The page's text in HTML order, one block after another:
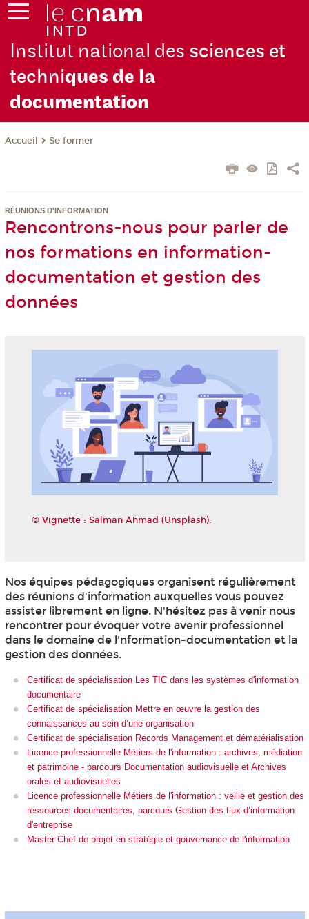
Institut national des sciences et
techniques de la
documentation
Accueil Se former
RÉUNIONS D'INFORMATION
Rencontrons-nous pour parler de
nos formations en information-
documentation et gestion des
données
© Vignette : Salman Ahmad (Unsplash).
Nos équipes pédagogiques organisent régulièrement
des réunions d'information auxquelles vous pouvez
assister librement en ligne. N'hésitez pas à venir nous
rencontrer pour évoquer votre avenir professionnel
dans le domaine de l'nformation-documentation et la
gestion des données.
Certificat de spécialisation Les TIC dans les systèmes d'information
documentaire
Certificat de spécialisation Mettre en œuvre la gestion des
connaissances au sein d’une organisation
Certificat de spécialisation Records Management et dématérialisation
Licence professionnelle Métiers de l'information : archives, médiation
et patrimoine - parcours Documentation audiovisuelle et Archives
orales et audiovisuelles
Licence professionnelle Métiers de l'information : veille et gestion des
ressources documentaires, parcours Gestion des flux d’information
d'entreprise
Master Chef de projet en stratégie et gouvernance de l'information